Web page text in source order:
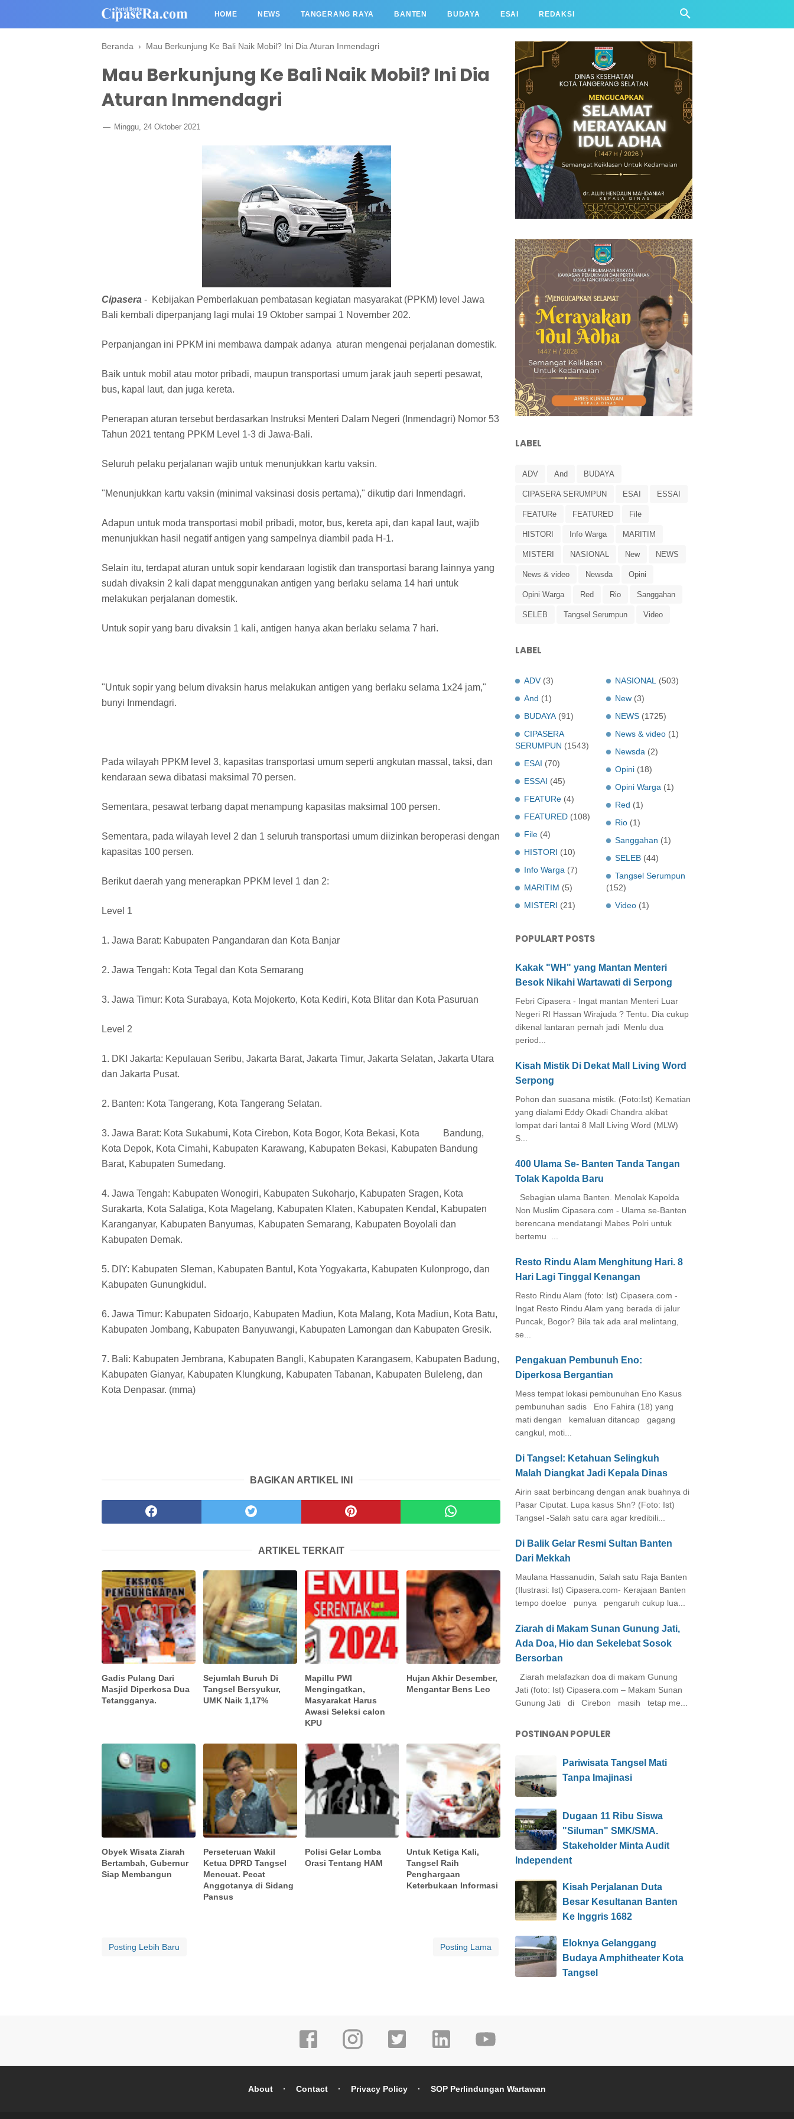
HOME NEWS TANGERANG RAYA BANTEN BUDAYA ESAI REDAKSI
Beranda › Mau Berkunjung Ke Bali Naik Mobil? Ini Dia Aturan Inmendagri
Mau Berkunjung Ke Bali Naik Mobil? Ini Dia
Aturan Inmendagri
Minggu, 24 Oktober 2021
Cipasera - Kebijakan Pemberlakuan pembatasan kegiatan masyarakat (PPKM) level Jawa
Bali kembali diperpanjang lagi mulai 19 Oktober sampai 1 November 202.
Perpanjangan ini PPKM ini membawa dampak adanya aturan mengenai perjalanan domestik.
Baik untuk mobil atau motor pribadi, maupun transportasi umum jarak jauh seperti pesawat,
bus, kapal laut, dan juga kereta.
Penerapan aturan tersebut berdasarkan Instruksi Menteri Dalam Negeri (Inmendagri) Nomor 53
Tahun 2021 tentang PPKM Level 1-3 di Jawa-Bali.
Seluruh pelaku perjalanan wajib untuk menunjukkan kartu vaksin.
"Menunjukkan kartu vaksin (minimal vaksinasi dosis pertama)," dikutip dari Inmendagri.
Adapun untuk moda transportasi mobil pribadi, motor, bus, kereta api, dan kapal laut, wajib
menunjukkan hasil negatif antigen yang sampelnya diambil pada H-1.
Selain itu, terdapat aturan untuk sopir kendaraan logistik dan transportasi barang lainnya yang
sudah divaksin 2 kali dapat menggunakan antigen yang berlaku selama 14 hari untuk
melakukan perjalanan domestik.
Untuk sopir yang baru divaksin 1 kali, antigen hanya akan berlaku selama 7 hari.
"Untuk sopir yang belum divaksin harus melakukan antigen yang berlaku selama 1x24 jam,"
bunyi Inmendagri.
Pada wilayah PPKM level 3, kapasitas transportasi umum seperti angkutan massal, taksi, dan
kendaraan sewa dibatasi maksimal 70 persen.
Sementara, pesawat terbang dapat menampung kapasitas maksimal 100 persen.
Sementara, pada wilayah level 2 dan 1 seluruh transportasi umum diizinkan beroperasi dengan
kapasitas 100 persen.
Berikut daerah yang menerapkan PPKM level 1 dan 2:
Level 1
1. Jawa Barat: Kabupaten Pangandaran dan Kota Banjar
2. Jawa Tengah: Kota Tegal dan Kota Semarang
3. Jawa Timur: Kota Surabaya, Kota Mojokerto, Kota Kediri, Kota Blitar dan Kota Pasuruan
Level 2
1. DKI Jakarta: Kepulauan Seribu, Jakarta Barat, Jakarta Timur, Jakarta Selatan, Jakarta Utara
dan Jakarta Pusat.
2. Banten: Kota Tangerang, Kota Tangerang Selatan.
3. Jawa Barat: Kota Sukabumi, Kota Cirebon, Kota Bogor, Kota Bekasi, Kota Bandung,
Kota Depok, Kota Cimahi, Kabupaten Karawang, Kabupaten Bekasi, Kabupaten Bandung
Barat, Kabupaten Sumedang.
4. Jawa Tengah: Kabupaten Wonogiri, Kabupaten Sukoharjo, Kabupaten Sragen, Kota
Surakarta, Kota Salatiga, Kota Magelang, Kabupaten Klaten, Kabupaten Kendal, Kabupaten
Karanganyar, Kabupaten Banyumas, Kabupaten Semarang, Kabupaten Boyolali dan
Kabupaten Demak.
5. DIY: Kabupaten Sleman, Kabupaten Bantul, Kota Yogyakarta, Kabupaten Kulonprogo, dan
Kabupaten Gunungkidul.
6. Jawa Timur: Kabupaten Sidoarjo, Kabupaten Madiun, Kota Malang, Kota Madiun, Kota Batu,
Kabupaten Jombang, Kabupaten Banyuwangi, Kabupaten Lamongan dan Kabupaten Gresik.
7. Bali: Kabupaten Jembrana, Kabupaten Bangli, Kabupaten Karangasem, Kabupaten Badung,
Kabupaten Gianyar, Kabupaten Klungkung, Kabupaten Tabanan, Kabupaten Buleleng, dan
Kota Denpasar. (mma)
BAGIKAN ARTIKEL INI
ARTIKEL TERKAIT
Gadis Pulang Dari
Masjid Diperkosa Dua
Tetangganya.
Sejumlah Buruh Di
Tangsel Bersyukur,
UMK Naik 1,17%
Mapillu PWI
Mengingatkan,
Masyarakat Harus
Awasi Seleksi calon
KPU
Hujan Akhir Desember,
Mengantar Bens Leo
Obyek Wisata Ziarah
Bertambah, Gubernur
Siap Membangun
Perseteruan Wakil
Ketua DPRD Tangsel
Mencuat. Pecat
Anggotanya di Sidang
Pansus
Polisi Gelar Lomba
Orasi Tentang HAM
Untuk Ketiga Kali,
Tangsel Raih
Penghargaan
Keterbukaan Informasi
Posting Lebih Baru Posting Lama
LABEL
ADV And BUDAYA
CIPASERA SERUMPUN ESAI ESSAI
FEATURe FEATURED File
HISTORI Info Warga MARITIM
MISTERI NASIONAL New NEWS
News & video Newsda Opini
Opini Warga Red Rio Sanggahan
SELEB Tangsel Serumpun Video
LABEL
ADV (3)
And (1)
BUDAYA (91)
CIPASERA
SERUMPUN (1543)
ESAI (70)
ESSAI (45)
FEATURe (4)
FEATURED (108)
File (4)
HISTORI (10)
Info Warga (7)
MARITIM (5)
MISTERI (21)
NASIONAL
(503)
New (3)
NEWS (1725)
News & video (1)
Newsda (2)
Opini (18)
Opini Warga (1)
Red (1)
Rio (1)
Sanggahan (1)
SELEB (44)
Tangsel Serumpun
(152)
Video (1)
POPULART POSTS
Kakak "WH" yang Mantan Menteri
Besok Nikahi Wartawati di Serpong
Febri Cipasera - Ingat mantan Menteri Luar
Negeri RI Hassan Wirajuda ? Tentu. Dia cukup
dikenal lantaran pernah jadi Menlu dua
period...
Kisah Mistik Di Dekat Mall Living Word
Serpong
Pohon dan suasana mistik. (Foto:Ist) Kematian
yang dialami Eddy Okadi Chandra akibat
lompat dari lantai 8 Mall Living Word (MLW)
S...
400 Ulama Se- Banten Tanda Tangan
Tolak Kapolda Baru
Sebagian ulama Banten. Menolak Kapolda
Non Muslim Cipasera.com - Ulama se-Banten
berencana mendatangi Mabes Polri untuk
bertemu ...
Resto Rindu Alam Menghitung Hari. 8
Hari Lagi Tinggal Kenangan
Resto Rindu Alam (foto: Ist) Cipasera.com -
Ingat Resto Rindu Alam yang berada di jalur
Puncak, Bogor? Bila tak ada aral melintang,
se...
Pengakuan Pembunuh Eno:
Diperkosa Bergantian
Mess tempat lokasi pembunuhan Eno Kasus
pembunuhan sadis Eno Fahira (18) yang
mati dengan kemaluan ditancap gagang
cangkul, moti...
Di Tangsel: Ketahuan Selingkuh
Malah Diangkat Jadi Kepala Dinas
Airin saat berbincang dengan anak buahnya di
Pasar Ciputat. Lupa kasus Shn? (Foto: Ist)
Tangsel -Salah satu cara agar kredibili...
Di Balik Gelar Resmi Sultan Banten
Dari Mekkah
Maulana Hassanudin, Salah satu Raja Banten
(Ilustrasi: Ist) Cipasera.com- Kerajaan Banten
tempo doeloe punya pengaruh cukup lua...
Ziarah di Makam Sunan Gunung Jati,
Ada Doa, Hio dan Sekelebat Sosok
Bersorban
Ziarah melafazkan doa di makam Gunung
Jati (foto: Ist) Cipasera.com – Makam Sunan
Gunung Jati di Cirebon masih tetap me...
POSTINGAN POPULER
Pariwisata Tangsel Mati
Tanpa Imajinasi
Dugaan 11 Ribu Siswa
"Siluman" SMK/SMA.
Stakeholder Minta Audit
Independent
Kisah Perjalanan Duta
Besar Kesultanan Banten
Ke Inggris 1682
Eloknya Gelanggang
Budaya Amphitheater Kota
Tangsel
About Contact Privacy Policy SOP Perlindungan Wartawan